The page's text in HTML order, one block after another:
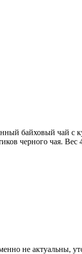
байховый чай с
черного чая. Вес
не актуальны,